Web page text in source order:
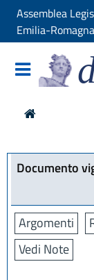
Assemblea
Emilia-Romagna
Documento
Argomenti
Vedi Note